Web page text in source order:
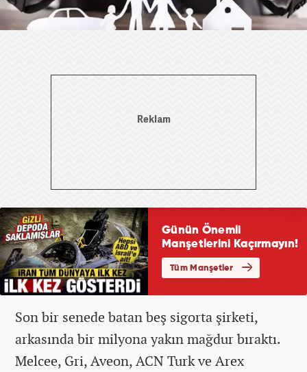
Son bir senede batan beş sigorta şirketi,
arkasında bir milyona yakın mağdur bıraktı.
Melcee, Gri, Aveon, ACN Turk ve Arex